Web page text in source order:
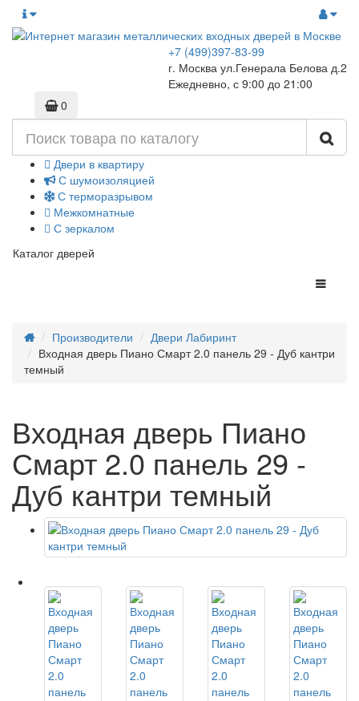
+7 (499)397-83-99
г. Москва ул.Генерала Белова д.2
Ежедневно, с 9:00 до 21:00
0
Двери в квартиру
С шумоизоляцией
С терморазрывом
Межкомнатные
С зеркалом
Каталог дверей
Производители
Двери Лабиринт
Входная дверь Пиано Смарт 2.0 панель 29 - Дуб кантри
темный
Входная дверь Пиано
Смарт 2.0 панель 29 -
Дуб кантри темный